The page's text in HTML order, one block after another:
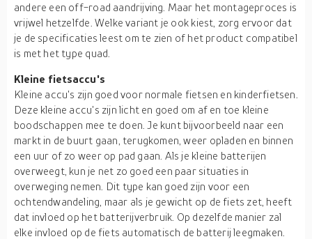
andere een off-road aandrijving. Maar het montageproces is
vrijwel hetzelfde. Welke variant je ook kiest, zorg ervoor dat
je de specificaties leest om te zien of het product compatibel
is met het type quad.
Kleine fietsaccu's
Kleine accu's zijn goed voor normale fietsen en kinderfietsen.
Deze kleine accu's zijn licht en goed om af en toe kleine
boodschappen mee te doen. Je kunt bijvoorbeeld naar een
markt in de buurt gaan, terugkomen, weer opladen en binnen
een uur of zo weer op pad gaan. Als je kleine batterijen
overweegt, kun je net zo goed een paar situaties in
overweging nemen. Dit type kan goed zijn voor een
ochtendwandeling, maar als je gewicht op de fiets zet, heeft
dat invloed op het batterijverbruik. Op dezelfde manier zal
elke invloed op de fiets automatisch de batterij leegmaken.